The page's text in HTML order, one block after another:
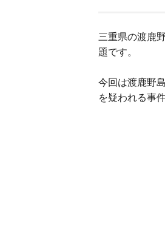
三重県の渡鹿
題です。
今回は渡鹿野
を疑われる事